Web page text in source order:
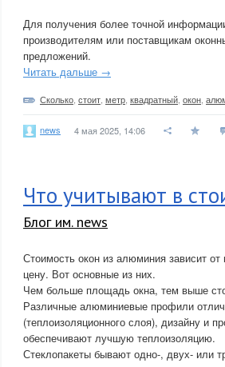
Для получения более точной
производителям или поставщикам
предложений.
Читать дальше →
Сколько стоит метр квадратный окон
news 4 мая 2025, 14:06
Что учитывают в
Блог им. news
Стоимость окон из алюминия зависит
цену. Вот основные из них.
Чем больше площадь окна, тем выше
Различные алюминиевые профили
(теплоизоляционного слоя), дизайну и
обеспечивают лучшую теплоизоляцию.
Стеклопакеты бывают одно-, двух- или